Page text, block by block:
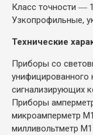
Класс точности ―
Узкопрофильные,
Технические
Приборы со
унифицированного
сигнализирующих
Приборы
микроамперметр
милливольтметр